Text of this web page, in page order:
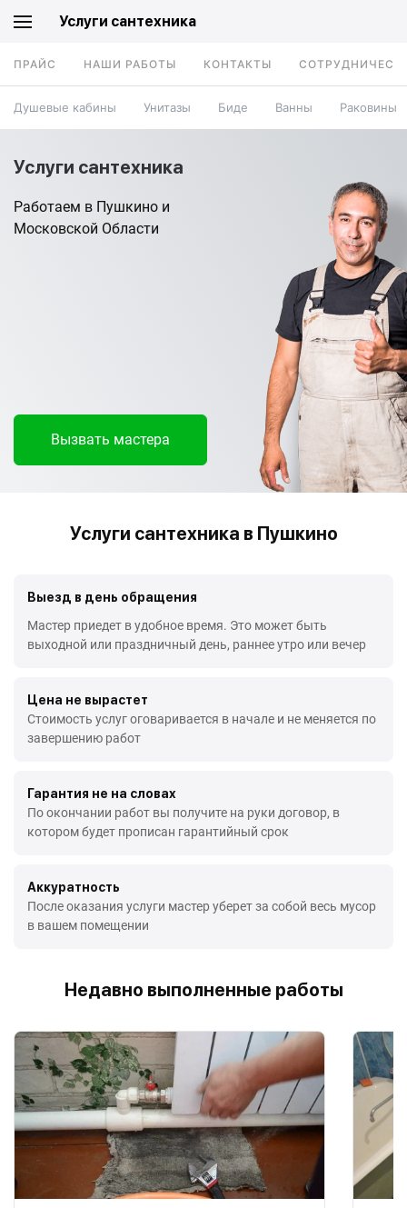
Услуги сантехника
ПРАЙС НАШИ РАБОТЫ КОНТАКТЫ
Душевые кабины Унитазы Биде Ванны Раковины
Услуги сантехника
Работаем в Пушкино и
Московской Области
Вызвать мастера
Услуги сантехника в Пушкино
Выезд в день обращения
Мастер приедет в удобное время. Это может быть
выходной или праздничный день, раннее утро или вечер
Цена не вырастет
Стоимость услуг оговаривается в начале и не меняется по
завершению работ
Гарантия не на словах
По окончании работ вы получите на руки договор, в
котором будет прописан гарантийный срок
Аккуратность
После оказания услуги мастер уберет за собой весь мусор
в вашем помещении
Недавно выполненные работы